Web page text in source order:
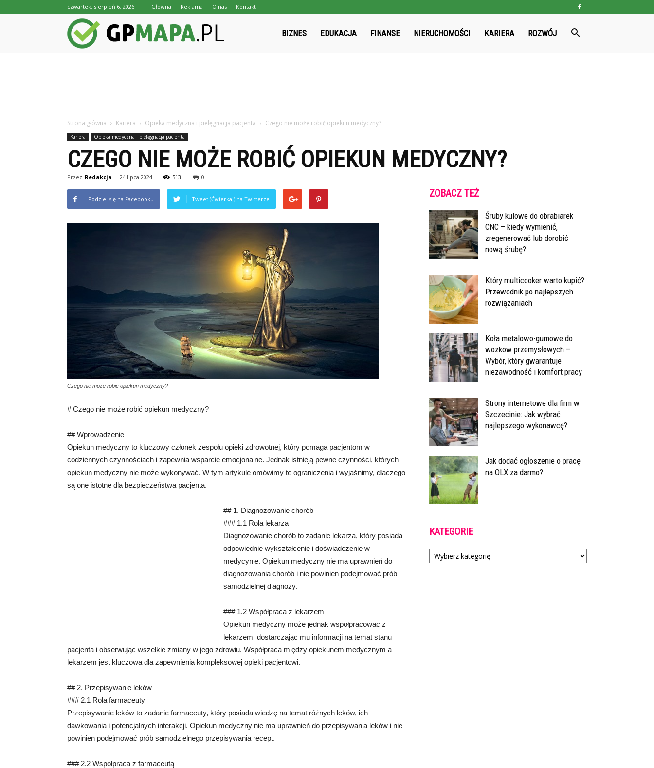
czwartek, sierpień 6, 2026 Główna Reklama O nas Kontakt
BIZNES EDUKACJA FINANSE NIERUCHOMOŚCI KARIERA ROZWÓJ
Strona główna Kariera Opieka medyczna i pielęgnacja pacjenta Czego nie może robić opiekun medyczny?
Kariera Opieka medyczna i pielęgnacja pacjenta
CZEGO NIE MOŻE ROBIĆ OPIEKUN MEDYCZNY?
Przez Redakcja - 24 lipca 2024 513 0
Podziel się na Facebooku Tweet (Ćwierkaj) na Twitterze
Czego nie może robić opiekun medyczny?
# Czego nie może robić opiekun medyczny?
## Wprowadzenie
Opiekun medyczny to kluczowy członek zespołu opieki zdrowotnej, który pomaga pacjentom w
codziennych czynnościach i zapewnia wsparcie emocjonalne. Jednak istnieją pewne czynności, których
opiekun medyczny nie może wykonywać. W tym artykule omówimy te ograniczenia i wyjaśnimy, dlaczego
są one istotne dla bezpieczeństwa pacjenta.
## 1. Diagnozowanie chorób
### 1.1 Rola lekarza
Diagnozowanie chorób to zadanie lekarza, który posiada
odpowiednie wykształcenie i doświadczenie w
medycynie. Opiekun medyczny nie ma uprawnień do
diagnozowania chorób i nie powinien podejmować prób
samodzielnej diagnozy.
### 1.2 Współpraca z lekarzem
Opiekun medyczny może jednak współpracować z
lekarzem, dostarczając mu informacji na temat stanu
pacjenta i obserwując wszelkie zmiany w jego zdrowiu. Współpraca między opiekunem medycznym a
lekarzem jest kluczowa dla zapewnienia kompleksowej opieki pacjentowi.
## 2. Przepisywanie leków
### 2.1 Rola farmaceuty
Przepisywanie leków to zadanie farmaceuty, który posiada wiedzę na temat różnych leków, ich
dawkowania i potencjalnych interakcji. Opiekun medyczny nie ma uprawnień do przepisywania leków i nie
powinien podejmować prób samodzielnego przepisywania recept.
### 2.2 Współpraca z farmaceutą
ZOBACZ TEŻ
Śruby kulowe do obrabiarek
CNC – kiedy wymienić,
zregenerować lub dorobić
nową śrubę?
Który multicooker warto kupić?
Przewodnik po najlepszych
rozwiązaniach
Koła metalowo-gumowe do
wózków przemysłowych –
Wybór, który gwarantuje
niezawodność i komfort pracy
Strony internetowe dla firm w
Szczecinie: Jak wybrać
najlepszego wykonawcę?
Jak dodać ogłoszenie o pracę
na OLX za darmo?
KATEGORIE
Kategorie